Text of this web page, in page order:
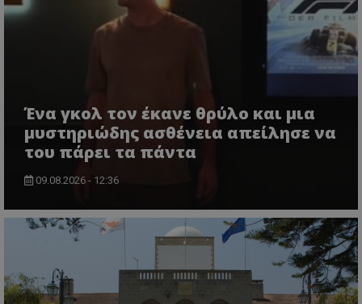
Ένα γκολ τον έκανε θρύλο και μια
μυστηριώδης ασθένεια απείλησε να
του πάρει τα πάντα
09.08.2026 - 12:36